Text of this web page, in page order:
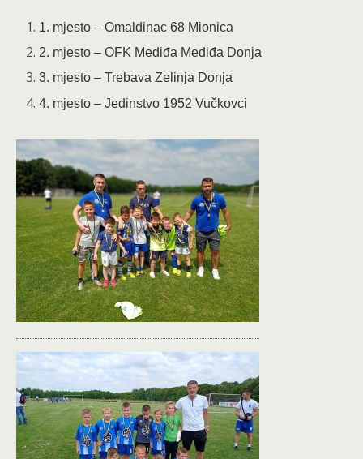
1. mjesto – Omaldinac 68 Mionica
2. mjesto – OFK Mediđa Mediđa Donja
3. mjesto – Trebava Zelinja Donja
4. mjesto – Jedinstvo 1952 Vučkovci